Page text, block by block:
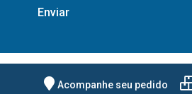
Acompanhe seu pedido